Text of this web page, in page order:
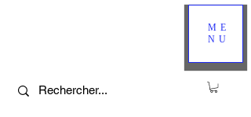
ME
NU